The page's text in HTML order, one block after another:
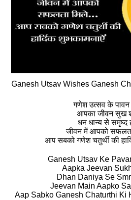
Ganesh Utsav Wishes Ganesh
गणेश उत्सव के पावन
आपका जीवन सुख
धन धान्य से समृघ्द
जीवन में आपको
आप सबको गणेश चतुर्थी की
Ganesh Utsav Ke
Aapka Jeevan
Dhan Daniya Se
Jeevan Main Aapko
Aap Sabko Ganesh Chaturthi Ki